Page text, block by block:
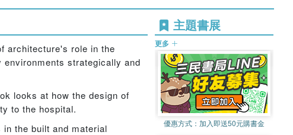
architecture's role in the
environments strategically and
looks at how the design of
to the hospital.
the built and material
主題書展
更多
優惠方式： 加入即送50元購書金